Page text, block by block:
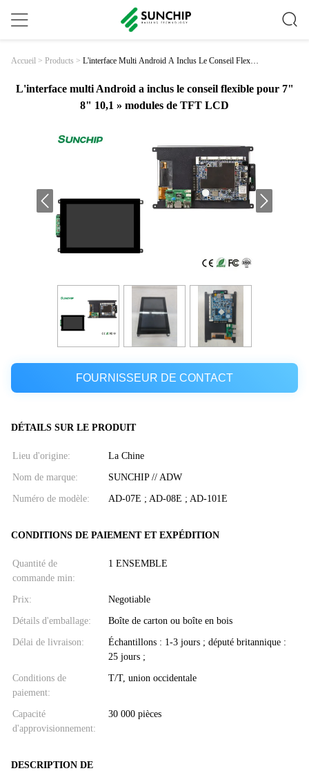
Accueil > Products > L'interface Multi Android A Inclus Le Conseil Flexibl
L'interface multi Android a inclus le conseil flexible pour 7"
8" 10,1 » modules de TFT LCD
FOURNISSEUR DE CONTACT
DÉTAILS SUR LE PRODUIT
Lieu d'origine: La Chine
Nom de marque: SUNCHIP // ADW
Numéro de modèle: AD-07E ; AD-08E ; AD-101E
CONDITIONS DE PAIEMENT ET EXPÉDITION
Quantité de
commande min:
1 ENSEMBLE
Prix: Negotiable
Détails d'emballage: Boîte de carton ou boîte en bois
Délai de livraison:
Échantillons : 1-3 jours ; député britannique :
25 jours ;
Conditions de
paiement:
T/T, union occidentale
Capacité
d'approvisionnement:
30 000 pièces
DESCRIPTION DE